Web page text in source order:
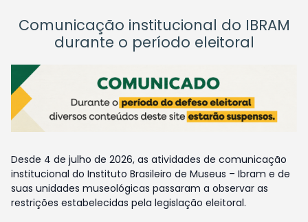
Comunicação institucional do IBRAM
durante o período eleitoral
Desde 4 de julho de 2026, as atividades de comunicação
institucional do Instituto Brasileiro de Museus – Ibram e de
suas unidades museológicas passaram a observar as
restrições estabelecidas pela legislação eleitoral.